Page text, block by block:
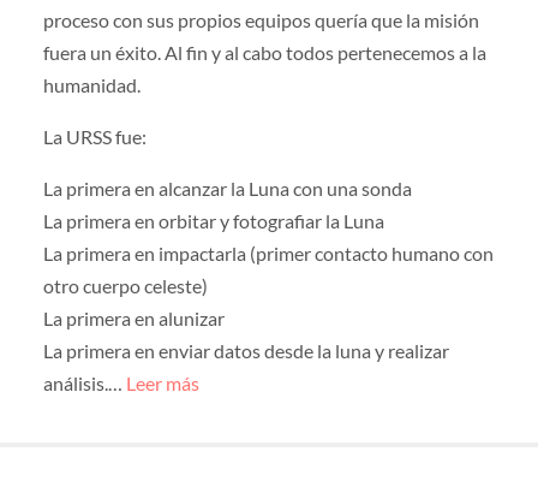
proceso con sus propios equipos quería que la misión
fuera un éxito. Al fin y al cabo todos pertenecemos a la
humanidad.
La URSS fue:
La primera en alcanzar la Luna con una sonda
La primera en orbitar y fotografiar la Luna
La primera en impactarla (primer contacto humano con
otro cuerpo celeste)
La primera en alunizar
La primera en enviar datos desde la luna y realizar
análisis.… Leer más